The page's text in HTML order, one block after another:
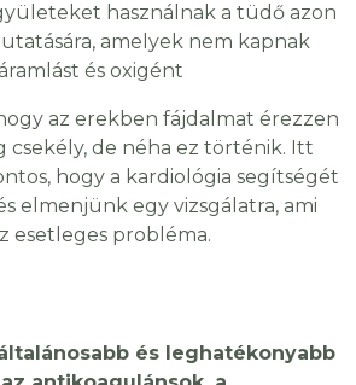
használnak a tüdő azon
amelyek nem kapnak
és oxigént
az erekben fájdalmat érezzen
csekély, de néha ez történik. Itt
hogy a kardiológia segítségét
elmenjünk egy vizsgálatra, ami
esetleges probléma.
és leghatékonyabb